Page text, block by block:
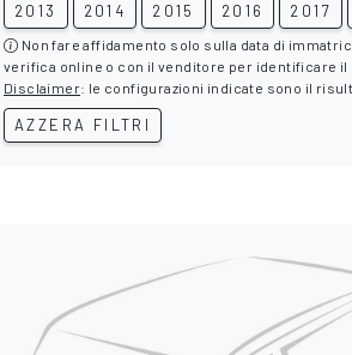
2013 2014 2015 2016 2017
Non fare affidamento solo sulla data di
verifica online o con il venditore per identificare il
Disclaimer: le configurazioni indicate sono il
AZZERA FILTRI